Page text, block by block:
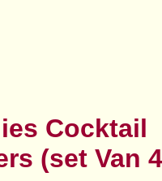
Cocktail
(set Van